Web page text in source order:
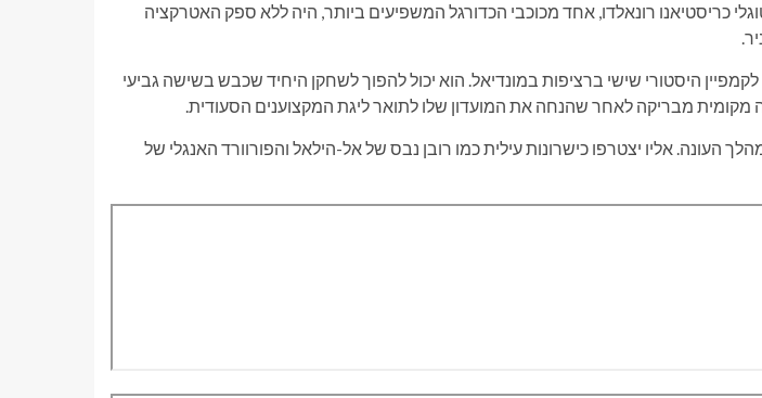
כריסטיאנו רונאלדו, אחד מכוכבי הכדורגל המשפיעים ביותר, היה ללא ספק האטרקציה
בן ה-41 מתכונן לקמפיין היסטורי שישי ברציפות במונדיאל. הוא יכול להפוך לשחקן היחיד שכבש בשישה גביעי
מקומית מבריקה לאחר שהנחה את המועדון שלו לתואר ליגת המקצוענים הסעודית.
28 שערים במהלך העונה. אליו יצטרפו כישרונות עילית כמו רובן נבס של אל-הילאל והפורוורד האנגלי של